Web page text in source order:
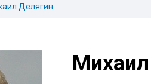
Делягин